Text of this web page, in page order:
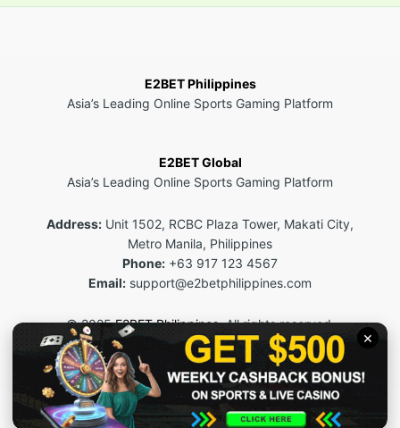
E2BET Philippines
Asia’s Leading Online Sports Gaming Platform
E2BET Global
Asia’s Leading Online Sports Gaming Platform
Address: Unit 1502, RCBC Plaza Tower, Makati City,
Metro Manila, Philippines
Phone: +63 917 123 4567
Email: support@e2betphilippines.com
© 2025E2BET Philippines. All rights reserved.
This site is for 18+ users only. Please play responsibly.